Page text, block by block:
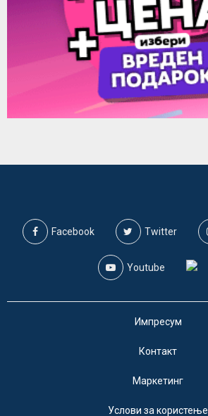
Facebook Twitter
Youtube
Импресум
Контакт
Маркетинг
Услови за користење